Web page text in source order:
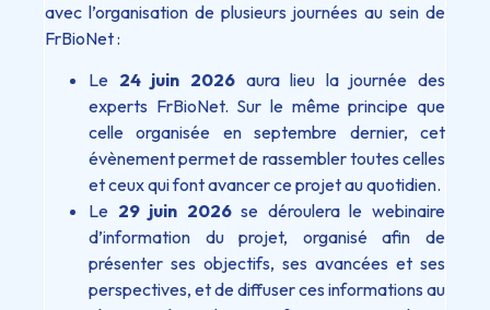
avec l’organisation de plusieurs journées au sein de
FrBioNet :
Le 24 juin 2026 aura lieu la journée des
experts FrBioNet. Sur le même principe que
celle organisée en septembre dernier, cet
évènement permet de rassembler toutes celles
et ceux qui font avancer ce projet au quotidien.
Le 29 juin 2026se déroulera le webinaire
d’information du projet, organisé afin de
présenter ses objectifs, ses avancées et ses
perspectives, et de diffuser ces informations au